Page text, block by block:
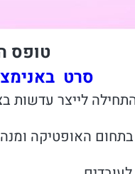
טופס
סרט
לייצר עדשות
האופטיקה